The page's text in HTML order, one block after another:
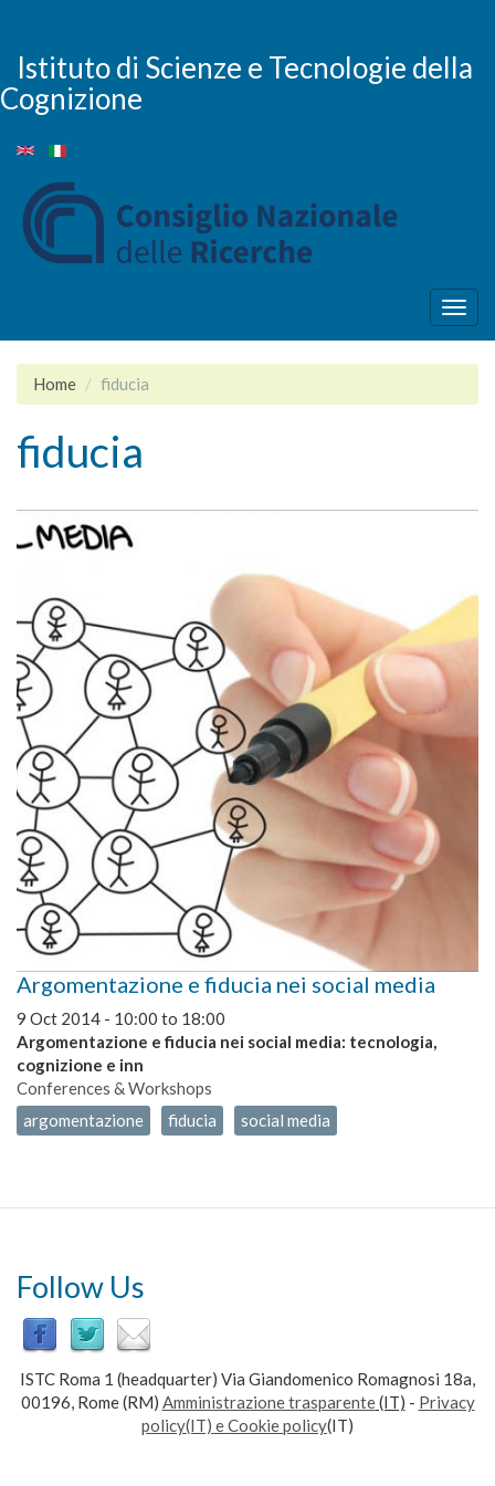
main
content
Istituto di Scienze e Tecnologie della
Cognizione
Home fiducia
fiducia
Argomentazione e fiducia nei social media
9 Oct 2014 - 10:00 to 18:00
Argomentazione e fiducia nei social media: tecnologia,
cognizione e inn
Conferences & Workshops
argomentazione
fiducia social media
Follow Us
ISTC Roma 1 (headquarter) Via Giandomenico Romagnosi 18a,
00196, Rome (RM) Amministrazione trasparente(IT) - Privacy
policy(IT) e Cookie policy(IT)